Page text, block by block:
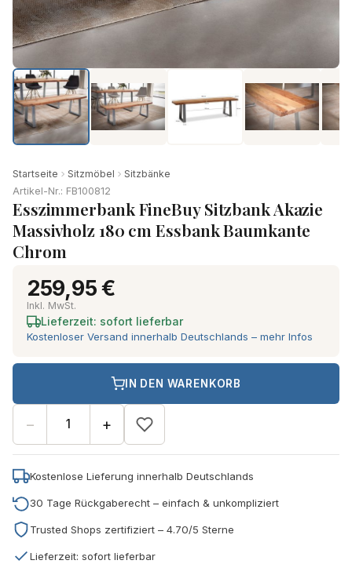
Startseite Sitzmöbel
Sitzbänke
Artikel-Nr.: FB100812
Esszimmerbank FineBuy Sitzbank Akazie
Massivholz 180 cm Essbank Baumkante
Chrom
259,95 €
Inkl. MwSt.
Lieferzeit: sofort lieferbar
Kostenloser Versand innerhalb Deutschlands – mehr Infos
− +
IN DEN WARENKORB
Kostenlose Lieferung innerhalb Deutschlands
30 Tage Rückgaberecht – einfach & unkompliziert
Trusted Shops zertifiziert – 4.70/5 Sterne
Lieferzeit: sofort lieferbar